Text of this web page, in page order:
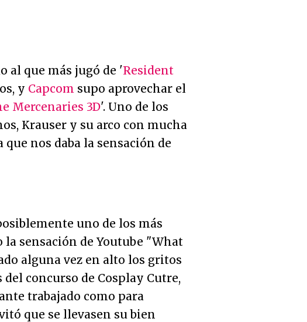
al que más jugó de 'Resident
y Capcom supo aprovechar el
Mercenaries 3D'. Uno de los
Krauser y su arco con mucha
nos daba la sensación de
uno de los más
sensación de Youtube "What
alguna vez en alto los gritos
concurso de Cosplay Cutre,
trabajado como para
que se llevasen su bien